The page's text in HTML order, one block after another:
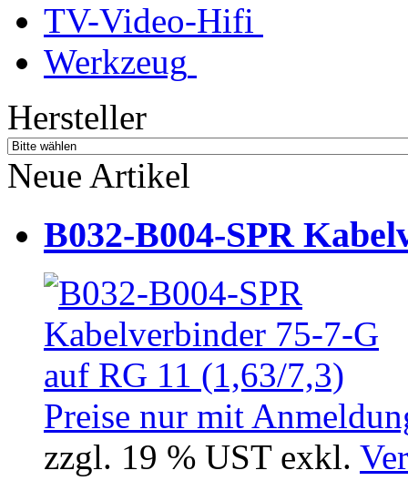
TV-Video-Hifi
Werkzeug
Hersteller
Neue Artikel
B032-B004-SPR
Preise nur mit
zzgl. 19 % UST exkl.